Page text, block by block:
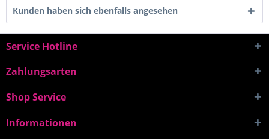
Kunden haben sich ebenfalls angesehen
Service Hotline
Zahlungsarten
Shop Service
Informationen